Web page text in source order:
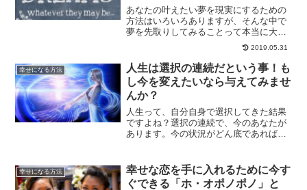
あなたの叶えたい夢を現実にするための
方法はいろいろありますが、そんな中で
夢を先取りしてみることって本当に大切
なことです。叶えたい夢を現実のものに
していくためにするべきことをご紹介し
ていきます。
2019.05.31
幸せになる方法
人生は選択の連続だという事！も
し今を変えたいなら与えてみませ
んか？
人生って、自分自身で選択してきた結果
ですよね？選択の連続で、今のあなたが
あります。今の状況がどん底であれば、
ず変わります。与えることから始めてみ
ませんか？
幸せになる方法
幸せな恋を手に入れるために今す
ぐできる「ホ・オポノポノ」と